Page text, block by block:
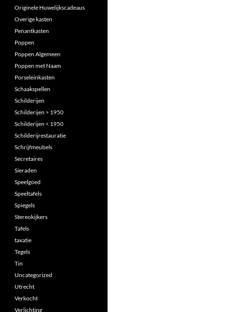
Originele Huwelijkscadeaus
Overige kasten
Penantkasten
Poppen
Poppen Algemeen
Poppen met Naam
Porseleinkasten
Schaakspellen
Schilderijen
Schilderijen > 1950
Schilderijen < 1950
Schilderijrestauratie
Schrijfmeubels
Secretaires
Sieraden
Speelgoed
Speeltafels
Spiegels
Stereokijkers
Tafels
taxatie
Tegels
Tin
Uncategorized
Utrecht
Verkocht
Verlichting